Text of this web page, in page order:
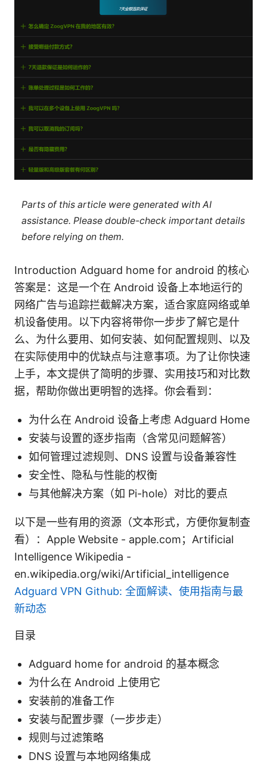
Parts of this article were generated with AI
assistance. Please double-check important details
before relying on them.
Introduction Adguard home for android 的核心
答案是：这是一个在 Android 设备上本地运行的
网络广告与追踪拦截解决方案，适合家庭网络或单
机设备使用。以下内容将带你一步步了解它是什
么、为什么要用、如何安装、如何配置规则、以及
在实际使用中的优缺点与注意事项。为了让你快速
上手，本文提供了简明的步骤、实用技巧和对比数
据，帮助你做出更明智的选择。你会看到：
为什么在 Android 设备上考虑 Adguard Home
安装与设置的逐步指南（含常见问题解答）
如何管理过滤规则、DNS 设置与设备兼容性
安全性、隐私与性能的权衡
与其他解决方案（如 Pi-hole）对比的要点
以下是一些有用的资源（文本形式，方便你复制查
看）：Apple Website - apple.com；Artificial
Intelligence Wikipedia -
en.wikipedia.org/wiki/Artificial_intelligence
Adguard VPN Github: 全面解读、使用指南与最
新动态
目录
Adguard home for android 的基本概念
为什么在 Android 上使用它
安装前的准备工作
安装与配置步骤（一步步走）
规则与过滤策略
DNS 设置与本地网络集成